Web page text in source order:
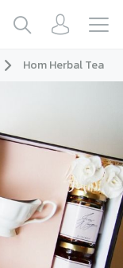
Hom Herbal Tea